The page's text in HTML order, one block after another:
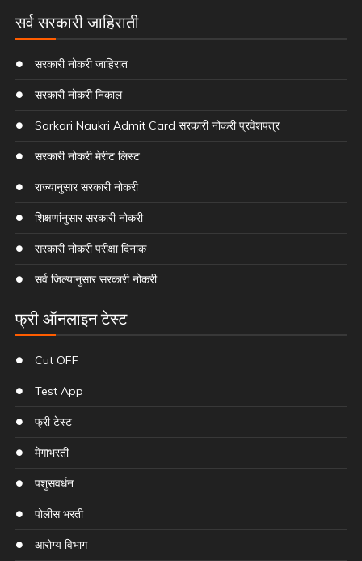
सर्व सरकारी जाहिराती
सरकारी नोकरी जाहिरात
सरकारी नोकरी निकाल
Sarkari Naukri Admit Card सरकारी नोकरी प्रवेशपत्र
सरकारी नोकरी मेरीट लिस्ट
राज्यानुसार सरकारी नोकरी
शिक्षणांनुसार सरकारी नोकरी
सरकारी नोकरी परीक्षा दिनांक
सर्व जिल्यानुसार सरकारी नोकरी
फ्री ऑनलाइन टेस्ट
Cut OFF
Test App
फ्री टेस्ट
मेगाभरती
पशुसवर्धन
पोलीस भरती
आरोग्य विभाग